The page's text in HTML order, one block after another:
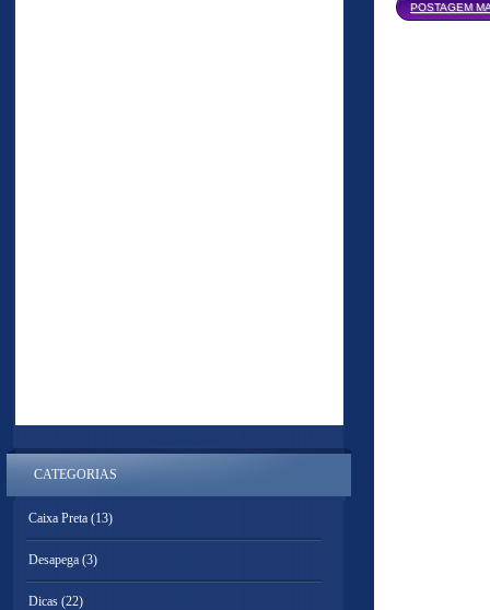
POSTAGEM
CATEGORIAS
Caixa Preta (13)
Desapega (3)
Dicas (22)